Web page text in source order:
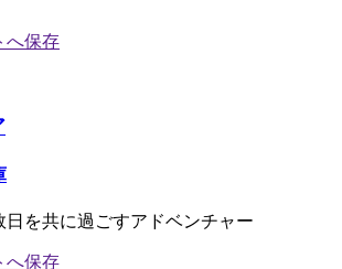
日を共に過ごすアドベンチャー